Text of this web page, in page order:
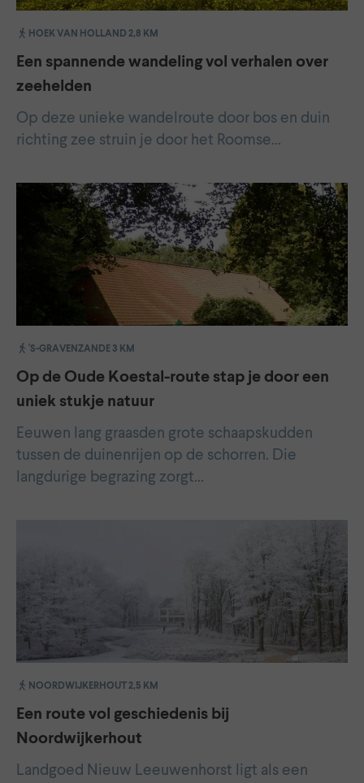
HOEK VAN HOLLAND 2,8 KM
Een spannende wandeling vol verhalen over
zeehelden
Op deze unieke wandelroute door bos en duin
richting zee struin je door het Roomse…
'S-GRAVENZANDE 3 KM
Op de Oude Koestal-route stap je door een
uniek stukje natuur
Eeuwen lang graasden grote schaapskudden
tussen de duinenrijen op de schorren. Die
langdurige begrazing zorgt…
NOORDWIJKERHOUT 2,5 KM
Een route vol geschiedenis bij
Noordwijkerhout
Landgoed Nieuw Leeuwenhorst ligt als een